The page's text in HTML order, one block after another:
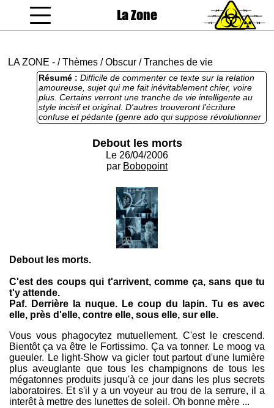
La Zone
LA ZONE - /Thèmes /Obscur /Tranches de vie
Résumé : Difficile de commenter ce texte sur la relation
amoureuse, sujet qui me fait inévitablement chier, voire
plus. Certains verront une tranche de vie intelligente au
style incisif et original. D'autres trouveront l'écriture
confuse et pédante (genre ado qui suppose révolutionner
la littérature en ajoutant des caractères et des bouts de
Debout les morts
Le 26/04/2006
par Bobopoint
Debout les morts.
C'est des coups qui t'arrivent, comme ça, sans que tu
t'y attende.
Paf. Derrière la nuque. Le coup du lapin. Tu es avec
elle, près d'elle, contre elle, sous elle, sur elle.
Vous vous phagocytez mutuellement. C'est le crescend.
Bientôt ça va être le Fortissimo. Ça va tonner. Le moog va
gueuler. Le light-Show va gicler tout partout d'une lumière
plus aveuglante que tous les champignons de tous les
mégatonnes produits jusqu'à ce jour dans les plus secrets
laboratoires. Et s'il y a un voyeur au trou de la serrure, il a
interêt à mettre des lunettes de soleil. Oh bonne mère ...